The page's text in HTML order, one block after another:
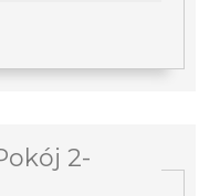
2-